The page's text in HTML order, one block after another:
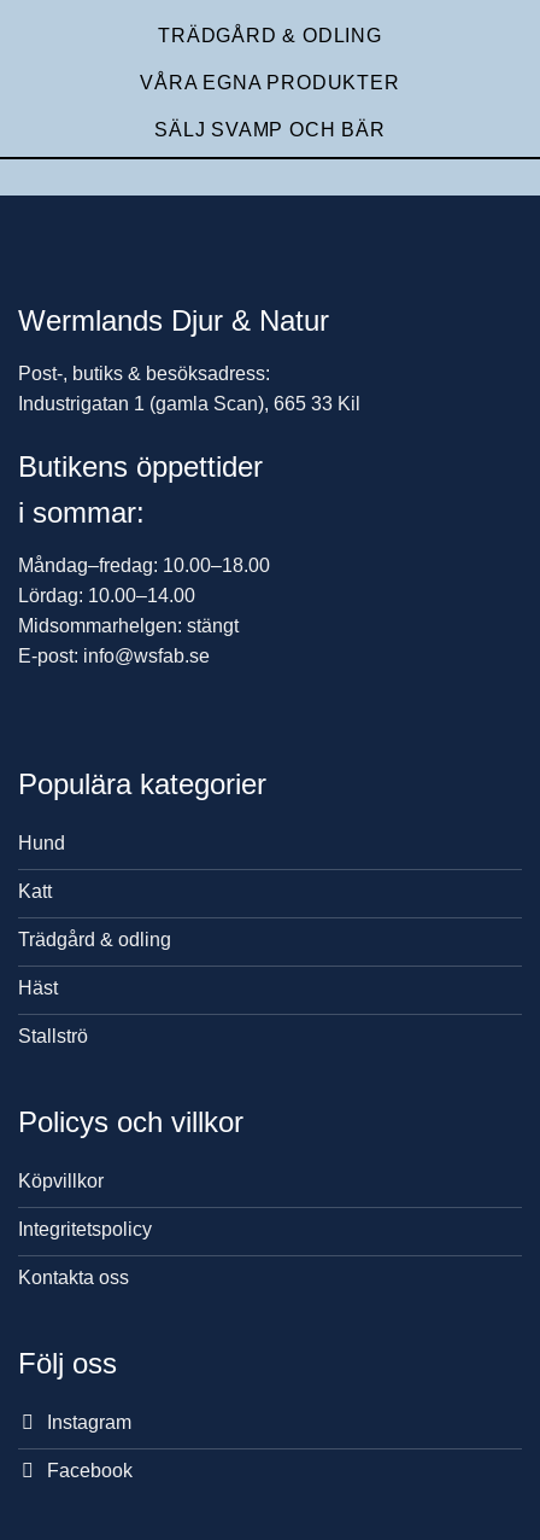
TRÄDGÅRD & ODLING
VÅRA EGNA PRODUKTER
SÄLJ SVAMP OCH BÄR
Wermlands Djur & Natur
Post-, butiks & besöksadress:
Industrigatan 1 (gamla Scan), 665 33 Kil
Butikens öppettider
i sommar:
Måndag–fredag: 10.00–18.00
Lördag: 10.00–14.00
Midsommarhelgen: stängt
E-post: info@wsfab.se
Populära kategorier
Hund
Katt
Trädgård & odling
Häst
Stallströ
Policys och villkor
Köpvillkor
Integritetspolicy
Kontakta oss
Följ oss
Instagram
Facebook